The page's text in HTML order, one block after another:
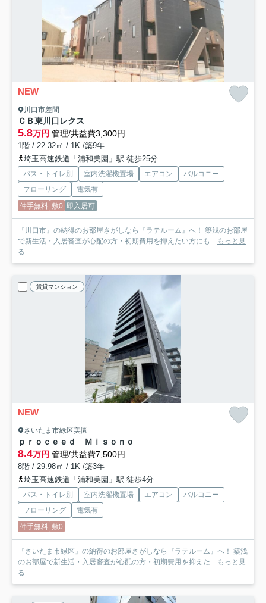
NEW
川口市差間
ＣＢ東川口レクス
5.8万円 管理/共益費3,300円
1階 / 22.32㎡ / 1K /築9年
埼玉高速鉄道「浦和美園」駅 徒歩25分
バス・トイレ別 室内洗濯機置場 エアコン
バルコニー
フローリング
電気有
仲手無料 敷0 即入居可
『川口市』の納得のお部屋さがしなら『ラテルーム』へ！ 築浅のお部屋
で新生活・入居審査が心配の方・初期費用を抑えたい方にも... もっと見
る
賃貸マンション
NEW
さいたま市緑区美園
ｐｒｏｃｅｅｄ Ｍｉｓｏｎｏ
8.4万円 管理/共益費7,500円
8階 / 29.98㎡ / 1K /築3年
埼玉高速鉄道「浦和美園」駅 徒歩4分
バス・トイレ別 室内洗濯機置場 エアコン
バルコニー
フローリング
電気有
仲手無料 敷0
『さいたま市緑区』の納得のお部屋さがしなら『ラテルーム』へ！ 築浅
のお部屋で新生活・入居審査が心配の方・初期費用を抑えた... もっと見
る